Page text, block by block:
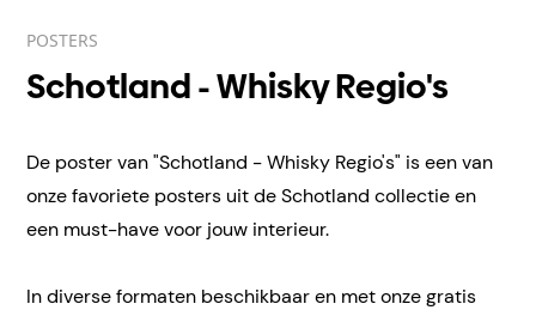
POSTERS
Schotland - Whisky Regio's
De poster van "Schotland - Whisky Regio's" is een van
onze favoriete posters uit de Schotland collectie en
een must-have voor jouw interieur.
In diverse formaten beschikbaar en met onze gratis